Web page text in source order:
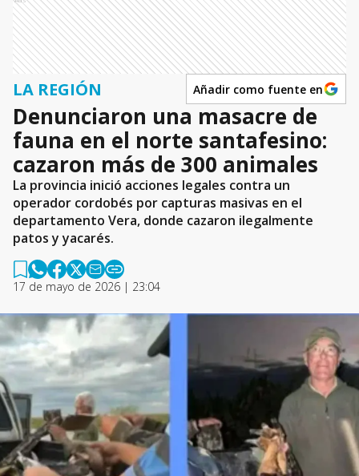
LA REGIÓN Añadir como fuente en
Denunciaron una masacre de
fauna en el norte santafesino:
cazaron más de 300 animales
La provincia inició acciones legales contra un
operador cordobés por capturas masivas en el
departamento Vera, donde cazaron ilegalmente
patos y yacarés.
17 de mayo de 2026 | 23:04